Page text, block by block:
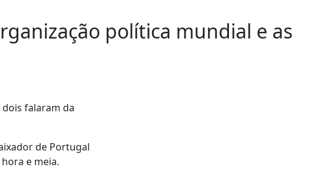
política mundial e as
falaram da
de Portugal
e meia.